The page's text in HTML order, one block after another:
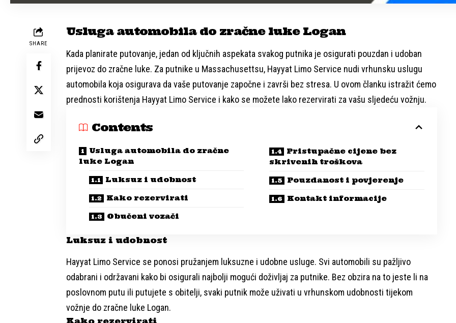
SHARE
Usluga automobila do zračne luke Logan
Kada planirate putovanje, jedan od ključnih aspekata svakog putnika je osigurati pouzdan i udoban
prijevoz do zračne luke. Za putnike u Massachusettsu, Hayyat Limo Service nudi vrhunsku uslugu
automobila koja osigurava da vaše putovanje započne i završi bez stresa. U ovom članku istražit ćemo
prednosti korištenja Hayyat Limo Service i kako se možete lako rezervirati za vašu sljedeću vožnju.
Contents
Usluga automobila do zračne
luke Logan
Luksuz i udobnost
Kako rezervirati
Obučeni vozači
Pristupačne cijene bez
skrivenih troškova
Pouzdanost i povjerenje
Kontakt informacije
Luksuz i udobnost
Hayyat Limo Service se ponosi pružanjem luksuzne i udobne usluge. Svi automobili su pažljivo
odabrani i održavani kako bi osigurali najbolji mogući doživljaj za putnike. Bez obzira na to jeste li na
poslovnom putu ili putujete s obitelji, svaki putnik može uživati u vrhunskom udobnosti tijekom
vožnje do zračne luke Logan.